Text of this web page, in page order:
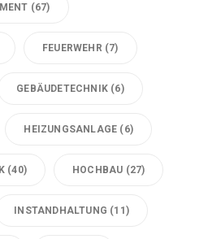
(67)
FEUERWEHR (7)
GEBÄUDETECHNIK (6)
HEIZUNGSANLAGE (6)
(40) HOCHBAU (27)
INSTANDHALTUNG (11)